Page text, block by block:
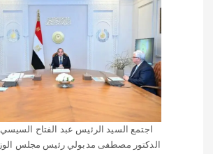
اجتمع السيد الرئيس عبد الفتاح السيسي، اليوم، مع
الدكتور مصطفى مدبولي رئيس مجلس الوزراء والدكتور